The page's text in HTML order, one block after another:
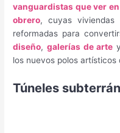
vanguardistas que ver
obrero, cuyas viviendas
reformadas para
diseño, galerías de arte
los nuevos polos artísticos
Túneles